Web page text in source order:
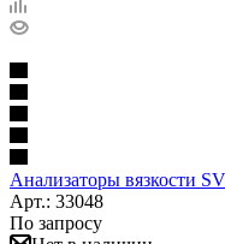
Анализаторы вязкости
Арт.: 33048
По запросу